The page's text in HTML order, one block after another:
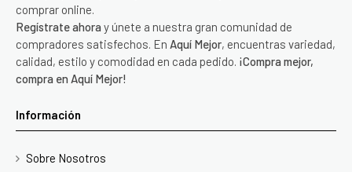
comprar online.
Regístrate ahora y únete a nuestra gran comunidad de
compradores satisfechos. En Aquí Mejor, encuentras variedad,
calidad, estilo y comodidad en cada pedido. ¡Compra mejor,
compra en Aquí Mejor!
Información
Sobre Nosotros